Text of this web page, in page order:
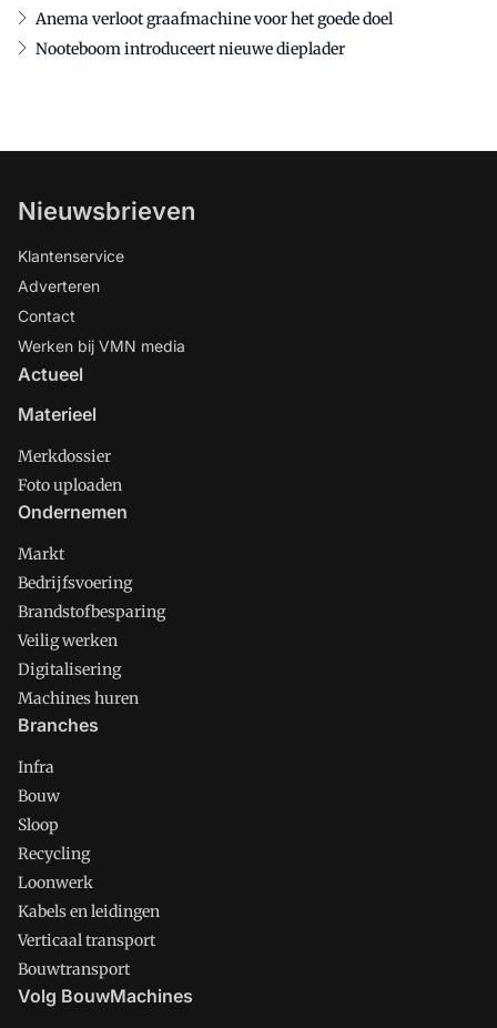
Anema verloot graafmachine voor het goede doel
Nooteboom introduceert nieuwe dieplader
Nieuwsbrieven
Klantenservice
Adverteren
Contact
Werken bij VMN media
Actueel
Materieel
Merkdossier
Foto uploaden
Ondernemen
Markt
Bedrijfsvoering
Brandstofbesparing
Veilig werken
Digitalisering
Machines huren
Branches
Infra
Bouw
Sloop
Recycling
Loonwerk
Kabels en leidingen
Verticaal transport
Bouwtransport
Volg BouwMachines